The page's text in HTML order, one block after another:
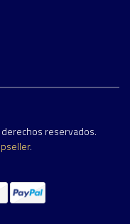
reservados.
.